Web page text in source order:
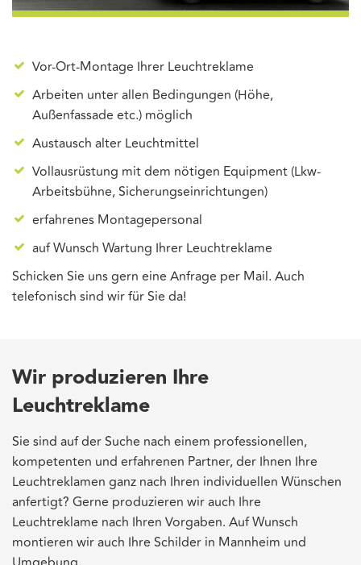
Vor-Ort-Montage Ihrer Leuchtreklame
Arbeiten unter allen Bedingungen (Höhe,
Außenfassade etc.) möglich
Austausch alter Leuchtmittel
Vollausrüstung mit dem nötigen Equipment (Lkw-
Arbeitsbühne, Sicherungseinrichtungen)
erfahrenes Montagepersonal
auf Wunsch Wartung Ihrer Leuchtreklame
Schicken Sie uns gern eine Anfrage per Mail. Auch
telefonisch sind wir für Sie da!
Wir produzieren Ihre
Leuchtreklame
Sie sind auf der Suche nach einem professionellen,
kompetenten und erfahrenen Partner, der Ihnen Ihre
Leuchtreklamen ganz nach Ihren individuellen Wünschen
anfertigt? Gerne produzieren wir auch Ihre
Leuchtreklame nach Ihren Vorgaben. Auf Wunsch
montieren wir auch Ihre Schilder in Mannheim und